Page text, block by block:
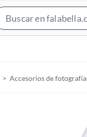
Accesorios de fotografía